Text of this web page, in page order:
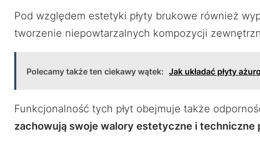
Pod względem estetyki płyty brukowe również
tworzenie niepowtarzalnych kompozycji
Polecamy także ten ciekawy wątek: Jak układać płyty
Funkcjonalność tych płyt obejmuje także
zachowują swoje walory estetyczne i